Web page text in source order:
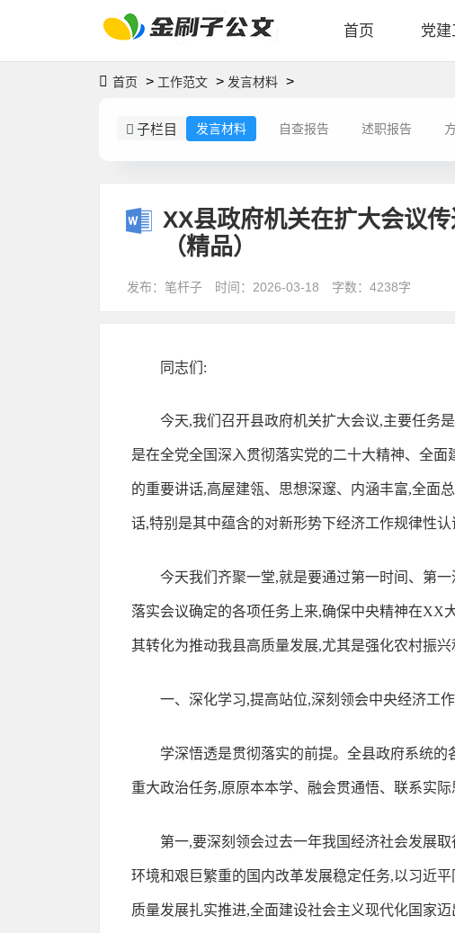
首页 党建
首页 > 工作范文 > 发言材料 >
子栏目 发言材料 自查报告 述职报告
XX县政府机关在扩大会议
（精品）
发布：笔杆子 时间：2026-03-18 字数：4238字
同志们:
今天,我们召开县政府机关扩大会议,主要任务
是在全党全国深入贯彻落实党的二十大精神、全
的重要讲话,高屋建瓴、思想深邃、内涵丰富,全面
话,特别是其中蕴含的对新形势下经济工作规律性
今天我们齐聚一堂,就是要通过第一时间、第
落实会议确定的各项任务上来,确保中央精神在XX
其转化为推动我县高质量发展,尤其是强化农村振
一、深化学习,提高站位,深刻领会中央经济工
学深悟透是贯彻落实的前提。全县政府系统
重大政治任务,原原本本学、融会贯通悟、联系实
第一,要深刻领会过去一年我国经济社会发展
环境和艰巨繁重的国内改革发展稳定任务,以习近
质量发展扎实推进,全面建设社会主义现代化国家